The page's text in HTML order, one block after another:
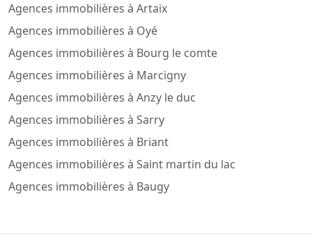
Agences immobilières à Artaix
Agences immobilières à Oyé
Agences immobilières à Bourg le comte
Agences immobilières à Marcigny
Agences immobilières à Anzy le duc
Agences immobilières à Sarry
Agences immobilières à Briant
Agences immobilières à Saint martin du lac
Agences immobilières à Baugy